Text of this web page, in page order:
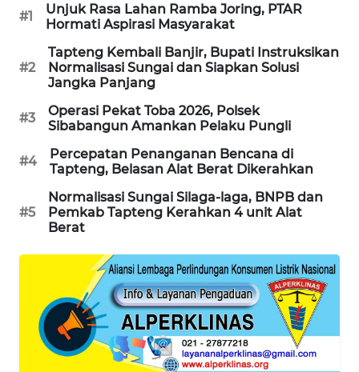
#1
Unjuk Rasa Lahan Ramba Joring, PTAR
Hormati Aspirasi Masyarakat
#2
Tapteng Kembali Banjir, Bupati Instruksikan
Normalisasi Sungai dan Siapkan Solusi
Jangka Panjang
#3
Operasi Pekat Toba 2026, Polsek
Sibabangun Amankan Pelaku Pungli
#4
Percepatan Penanganan Bencana di
Tapteng, Belasan Alat Berat Dikerahkan
#5
Normalisasi Sungai Silaga-laga, BNPB dan
Pemkab Tapteng Kerahkan 4 unit Alat
Berat
SIDIKALANG
NEWS
SIBARAGAS
NEWS
METRO
SIANTAR
NEWS
METRO
MEDAN
JAKARTA
NEWS